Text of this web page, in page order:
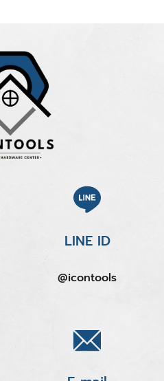
LINE ID
@icontools